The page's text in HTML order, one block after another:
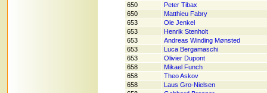
650
Peter Tibax
650
Matthieu Fabry
653
Ole Jenkel
653
Henrik Stenholt
653
Andreas Winding Mønsted
653
Luca Bergamaschi
653
Olivier Dupont
658
Mikael Funch
658
Theo Askov
658
Laus Gro-Nielsen